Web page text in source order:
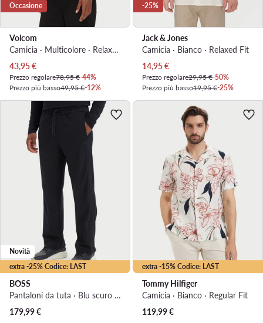
Occasione
Volcom
Camicia · Multicolore · Relaxed Fit
Prezzo attuale
43,95€
Prezzo regolare78,95 €-44%
Prezzo più basso49,95 €-12%
-25%
Jack & Jones
Camicia · Bianco · Relaxed Fit
Prezzo attuale
14,95€
Prezzo regolare29,95 €-50%
Prezzo più basso19,95 €-25%
extra -25% Codice: LAST
Novità
BOSS
Pantaloni da tuta · Blu scuro · Regular Fit
179,99€
extra -15% Codice: LAST
Tommy Hilfiger
Camicia · Bianco · Regular Fit
119,99€